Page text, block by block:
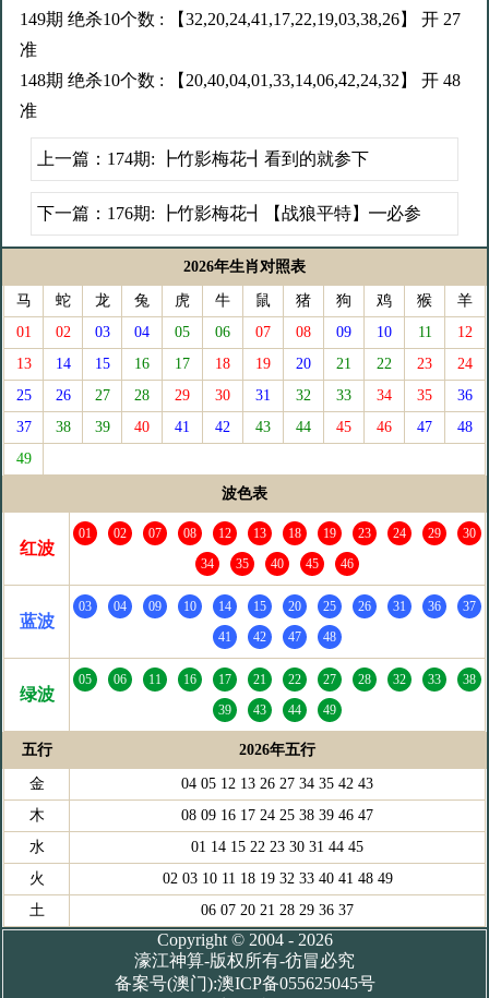
149期 绝杀10个数 : 【32,20,24,41,17,22,19,03,38,26】 开 27
准
148期 绝杀10个数 : 【20,40,04,01,33,14,06,42,24,32】 开 48
准
上一篇： 174期: ┣竹影梅花┫看到的就参下
下一篇： 176期: ┣竹影梅花┫【战狼平特】━必参
2026年生肖对照表
马 蛇 龙 兔 虎 牛 鼠 猪 狗 鸡 猴
羊
01
02 03 04 05 06 07 08 09 10 11
12
13
14 15 16 17 18 19 20 21 22 23
24
25
26 27 28 29 30 31 32 33 34 35
36
37
38 39 40 41 42 43 44 45 46 47
48
49
波色表
红波
01 02 07 08 12 13 18 19 23 24 29
30
34
35 40 45 46
蓝波
03 04 09 10 14 15 20 25 26 31 36
37
41
42 47 48
绿波
05 06 11 16 17 21 22 27 28 32 33
38
39
43 44 49
五行 2026年五行
金
04 05 12 13 26 27 34 35 42 43
木
08 09 16 17 24 25 38 39 46 47
水
01 14 15 22 23 30 31 44 45
火
02 03 10 11 18 19 32 33 40 41 48 49
土
06 07 20 21 28 29 36 37
Copyright © 2004 - 2026
濠江神算-版权所有-彷冒必究
备案号(澳门):澳ICP备055625045号